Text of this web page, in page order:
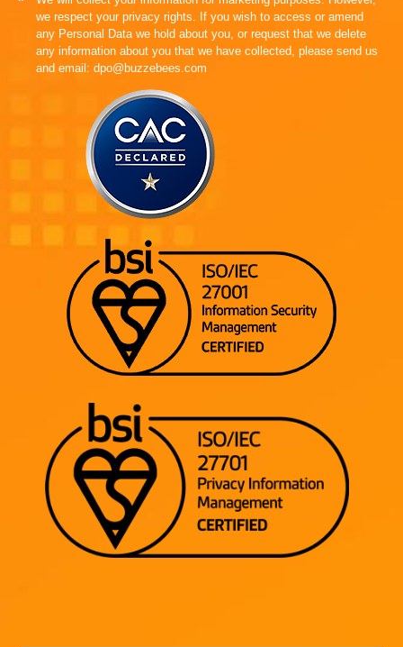
we respect your privacy rights. If you wish to access or amend
any Personal Data we hold about you, or request that we delete
any information about you that we have collected, please send us
and email: dpo@buzzebees.com